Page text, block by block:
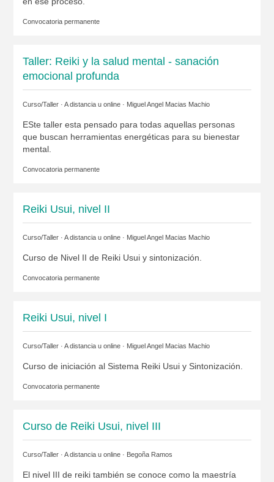
Convocatoria permanente
Taller: Reiki y la salud mental - sanación
emocional profunda
Curso/Taller · A distancia u online · Miguel Angel Macias Machio
ESte taller esta pensado para todas aquellas personas
que buscan herramientas energéticas para su bienestar
mental.
Convocatoria permanente
Reiki Usui, nivel II
Curso/Taller · A distancia u online · Miguel Angel Macias Machio
Curso de Nivel II de Reiki Usui y sintonización.
Convocatoria permanente
Reiki Usui, nivel I
Curso/Taller · A distancia u online · Miguel Angel Macias Machio
Curso de iniciación al Sistema Reiki Usui y Sintonización.
Convocatoria permanente
Curso de Reiki Usui, nivel III
Curso/Taller · A distancia u online · Begoña Ramos
El nivel III de reiki también se conoce como la maestría